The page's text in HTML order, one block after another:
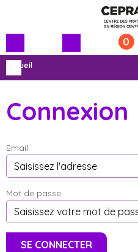
Menu
principal
Contenu
principal
0
Accueil
Connexion
Email
Mot de passe
SE CONNECTER